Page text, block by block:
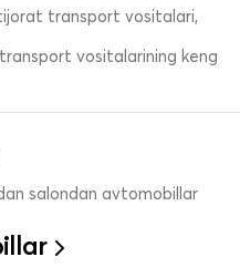
transport vositalari,
vositalarining keng
salondan avtomobillar